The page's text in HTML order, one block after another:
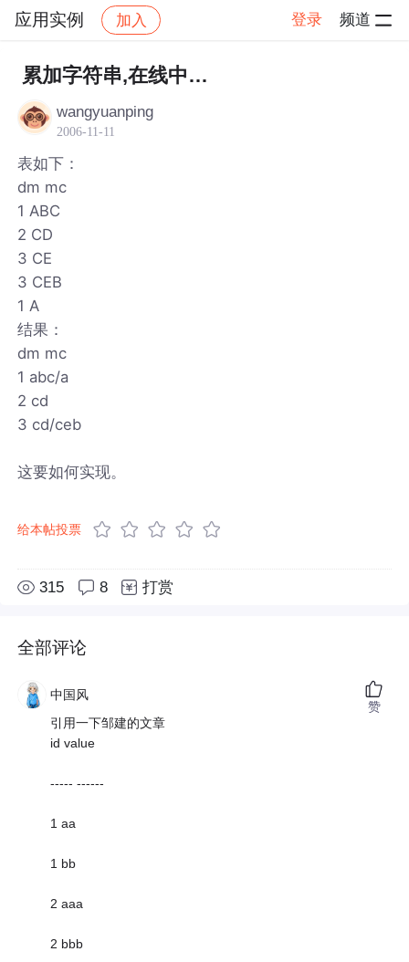
应用实例 加入 登录 频道
社区 应用实例 帖子详情
累加字符串,在线中…
wangyuanping
2006-11-11
表如下：
dm mc
1 ABC
2 CD
3 CE
3 CEB
1 A
结果：
dm mc
1 abc/a
2 cd
3 cd/ceb
这要如何实现。
给本帖投票
315 8 打赏
全部评论
中国风
引用一下邹建的文章
id value
----- ------
1 aa
1 bb
2 aaa
2 bbb
赞